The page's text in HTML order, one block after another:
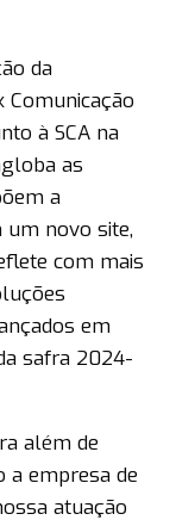
da
Comunicação
à SCA na
as
a
novo site,
com mais
em
safra 2024-
além de
a empresa de
atuação